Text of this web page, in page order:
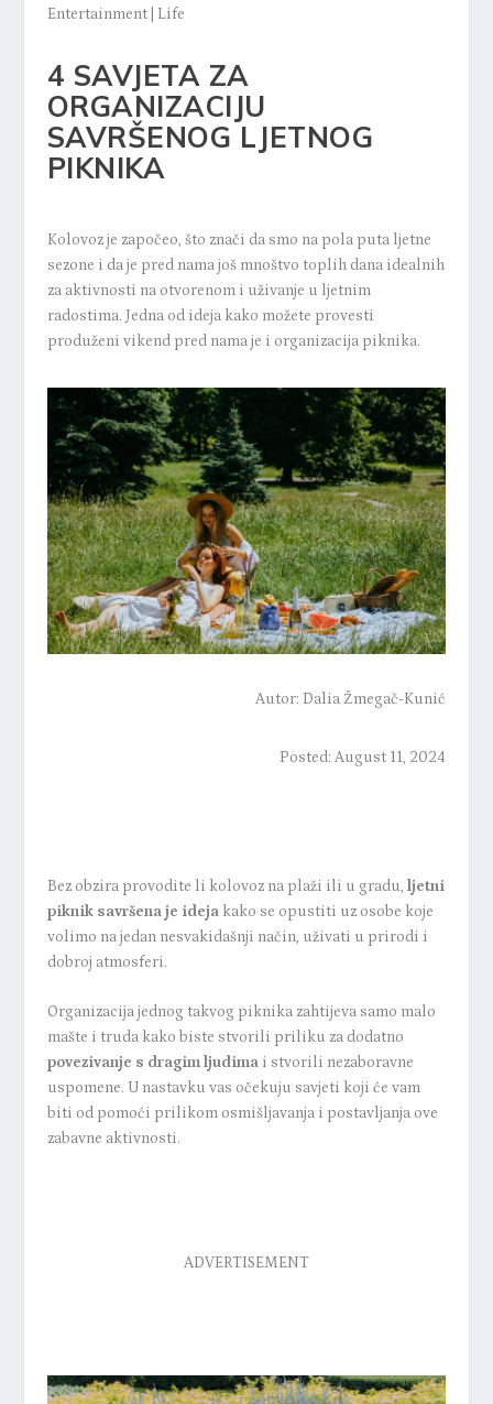
Entertainment| Life
4 SAVJETA ZA
ORGANIZACIJU
SAVRŠENOG LJETNOG
PIKNIKA
Kolovoz je započeo, što znači da smo na pola puta ljetne
sezone i da je pred nama još mnoštvo toplih dana idealnih
za aktivnosti na otvorenom i uživanje u ljetnim
radostima. Jedna od ideja kako možete provesti
produženi vikend pred nama je i organizacija piknika.
Autor: Dalia Žmegač-Kunić
Posted: August 11, 2024
Bez obzira provodite li kolovoz na plaži ili u gradu, ljetni
piknik savršena je idejakako se opustiti uz osobe koje
volimo na jedan nesvakidašnji način, uživati u prirodi i
dobroj atmosferi.
Organizacija jednog takvog piknika zahtijeva samo malo
mašte i truda kako biste stvorili priliku za dodatno
povezivanje s dragim ljudimai stvorili nezaboravne
uspomene. U nastavku vas očekuju savjeti koji će vam
biti od pomoći prilikom osmišljavanja i postavljanja ove
zabavne aktivnosti.
ADVERTISEMENT